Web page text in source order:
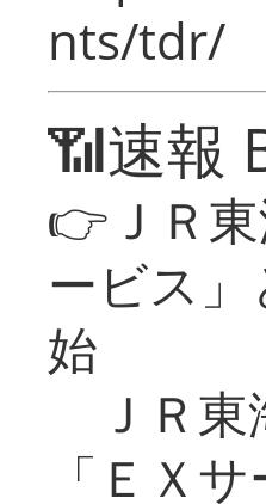
nts/tdr/
📶速報
👉ＪＲ
ービス
始
ＪＲ東
「ＥＸ